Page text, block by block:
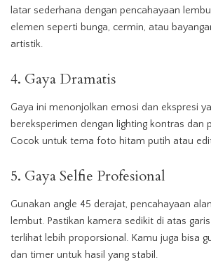
latar sederhana dengan pencahayaan
elemen seperti bunga, cermin, atau
artistik.
4. Gaya Dramatis
Gaya ini menonjolkan emosi dan ekspresi
bereksperimen dengan lighting kontras dan
Cocok untuk tema foto hitam putih atau
5. Gaya Selfie Profesional
Gunakan angle 45 derajat, pencahayaan
lembut. Pastikan kamera sedikit di atas
terlihat lebih proporsional. Kamu juga bisa
dan timer untuk hasil yang stabil.